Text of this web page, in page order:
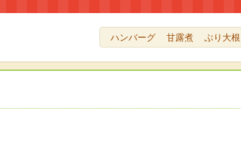
ハンバーグ 甘露煮 ぶり大根